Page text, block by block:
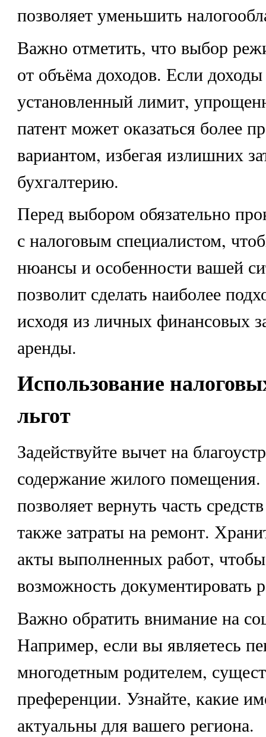
позволяет уменьшить
Важно отметить, что выбор
от объёма доходов. Если
установленный лимит,
патент может оказаться более
вариантом, избегая излишних
бухгалтерию.
Перед выбором обязательно
с налоговым специалистом,
нюансы и особенности вашей
позволит сделать наиболее
исходя из личных финансовых
аренды.
Использование
льгот
Задействуйте вычет на
содержание жилого помещения.
позволяет вернуть часть
также затраты на ремонт.
акты выполненных работ,
возможность документировать
Важно обратить внимание на
Например, если вы являетесь
многодетным родителем,
преференции. Узнайте, какие
актуальны для вашего региона.